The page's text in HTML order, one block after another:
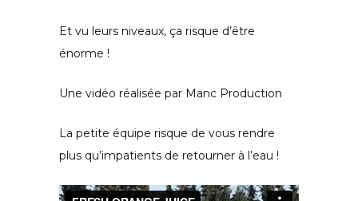
Et vu leurs niveaux, ça risque d’être
énorme !
Une vidéo réalisée par Manc Production
La petite équipe risque de vous rendre
plus qu’impatients de retourner à l’eau !